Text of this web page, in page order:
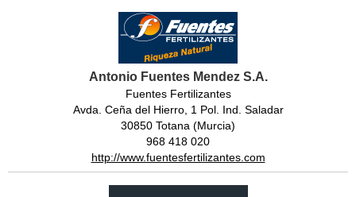
Antonio Fuentes Mendez S.A.
Fuentes Fertilizantes
Avda. Ceña del Hierro, 1 Pol. Ind. Saladar
30850 Totana (Murcia)
968 418 020
http://www.fuentesfertilizantes.com